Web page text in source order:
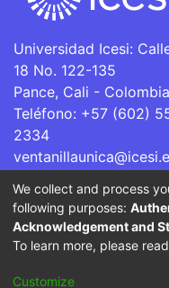
Universidad Icesi:
18 No. 122-135
Pance, Cali - Colombia
Teléfono: +57 (602)
2334
La Universidad Icesi
Superior que se
por parte del
Cookie
We collect and process
following purposes:
Acknowledgement and
To learn more, please
Customize